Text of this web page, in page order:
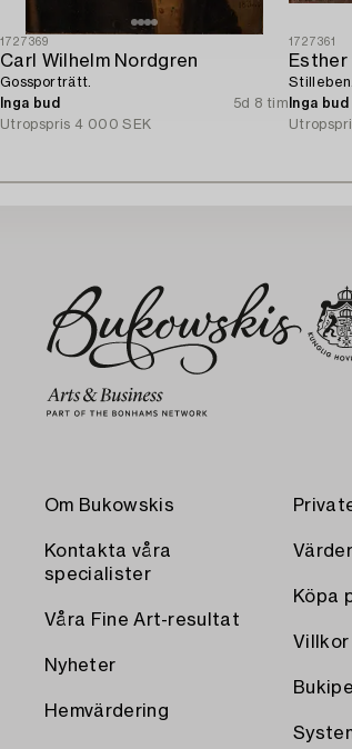
1727369
Carl Wilhelm Nordgren
Gossporträtt.
Inga bud
5d 8 tim
Utropspris 4 000 SEK
1727361
Esther
Stilleben.
Inga bud
Om Bukowskis
Kontakta våra
specialister
Våra Fine Art-resultat
Nyheter
Hemvärdering
Köpa
Villkor